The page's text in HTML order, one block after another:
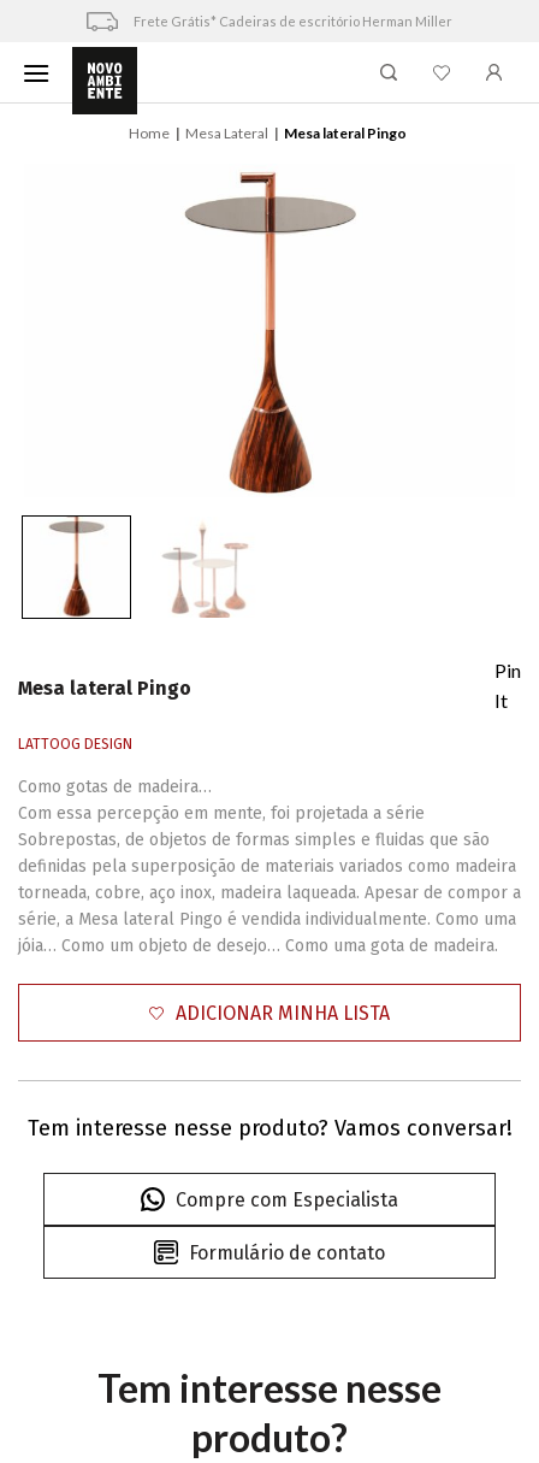
content
Frete Grátis* Cadeiras de escritório Herman Miller
Home Mesa Lateral Mesa lateral Pingo
Mesa lateral Pingo
Pin
It
LATTOOG DESIGN
Como gotas de madeira…
Com essa percepção em mente, foi projetada a série
Sobrepostas, de objetos de formas simples e fluidas que são
definidas pela superposição de materiais variados como madeira
torneada, cobre, aço inox, madeira laqueada. Apesar de compor a
série, a Mesa lateral Pingo é vendida individualmente. Como uma
jóia… Como um objeto de desejo… Como uma gota de madeira.
ADICIONAR MINHA LISTA
Tem interesse nesse produto? Vamos conversar!
Compre com Especialista
Formulário de contato
Tem interesse nesse
produto?